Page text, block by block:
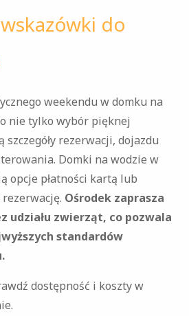
do
weekendu w domku na
nie tylko wybór pięknej
szczegóły rezerwacji, dojazdu
Domki na wodzie w
opcje płatności kartą lub
Ośrodek zaprasza
udziału zwierząt, co pozwala
standardów
dostępność i koszty w